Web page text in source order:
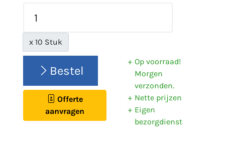
x 10 Stuk
Bestel
Offerte
aanvragen
Op voorraad!
Morgen
verzonden.
Nette prijzen
Eigen
bezorgdienst